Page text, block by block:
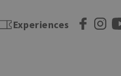
Experiences